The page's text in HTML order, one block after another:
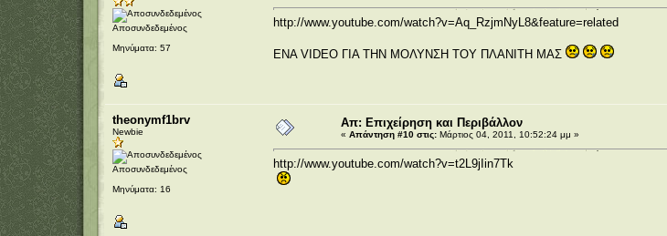
Αποσυνδεδεμένος
Μηνύματα: 57
http://www.youtube.com/watch?v=Aq_RzjmNyL8&feature=related
ΕΝΑ VIDEO ΓΙΑ ΤΗΝ ΜΟΛΥΝΣΗ ΤΟΥ ΠΛΑΝΙΤΗ ΜΑΣ
theonymf1brv
Newbie
Αποσυνδεδεμένος
Μηνύματα: 16
Απ: Επιχείρηση και Περιβάλλον
« Απάντηση #10 στις:Μάρτιος 04, 2011, 10:52:24 μμ »
http://www.youtube.com/watch?v=t2L9jIin7Tk